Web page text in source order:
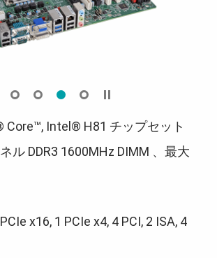
Core™, Intel® H81 チップセット
ル DDR3 1600MHz DIMM 、最大
x16, 1 PCIe x4, 4 PCI, 2 ISA, 4